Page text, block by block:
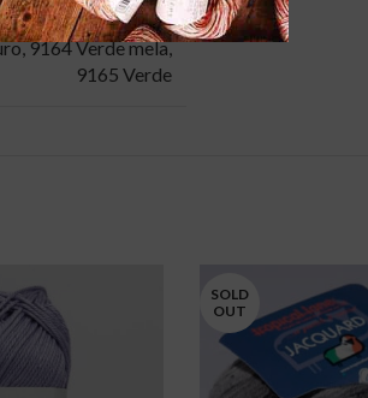
,2353 Fucsia,
,9164 Verde mela,
9165 Verde
SOLD
OUT